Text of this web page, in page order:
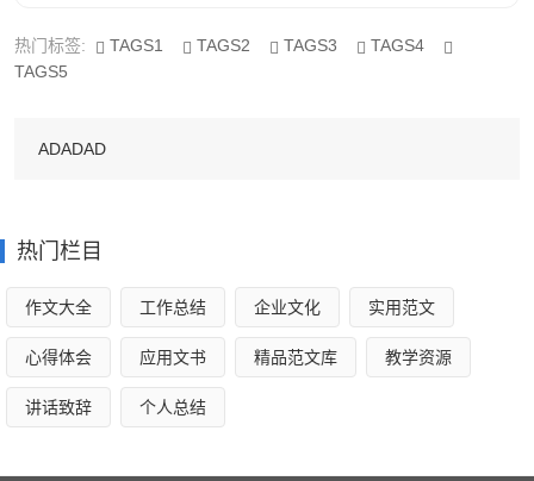
求学生的意见，制定出切实可行的诚信法则。
首先是缺乏代表性，应该好中差都有;其次是缺乏有效的监
应结合当前及学生实际，组织学生创造性地开展多种形式的
活动。
高三班主任下学期工作总结2
热门标签: TAGS1 TAGS2 TAGS3
TAGS4
TAGS5
ADADAD
热门栏目
作文大全 工作总结 企业文化 实用范文
心得体会 应用文书 精品范文库 教学资源
讲话致辞 个人总结